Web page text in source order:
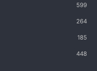
599
264
185
448